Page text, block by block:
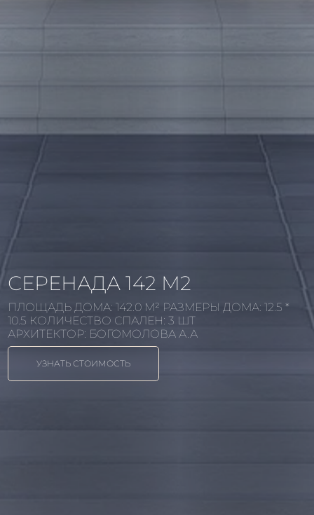
СЕРЕНАДА 142 М2
ПЛОЩАДЬ ДОМА:142.0 М² РАЗМЕРЫ ДОМА:12.5 *
10.5 КОЛИЧЕСТВО СПАЛЕН: 3 ШТ
АРХИТЕКТОР: БОГОМОЛОВА А.А
УЗНАТЬ СТОИМОСТЬ